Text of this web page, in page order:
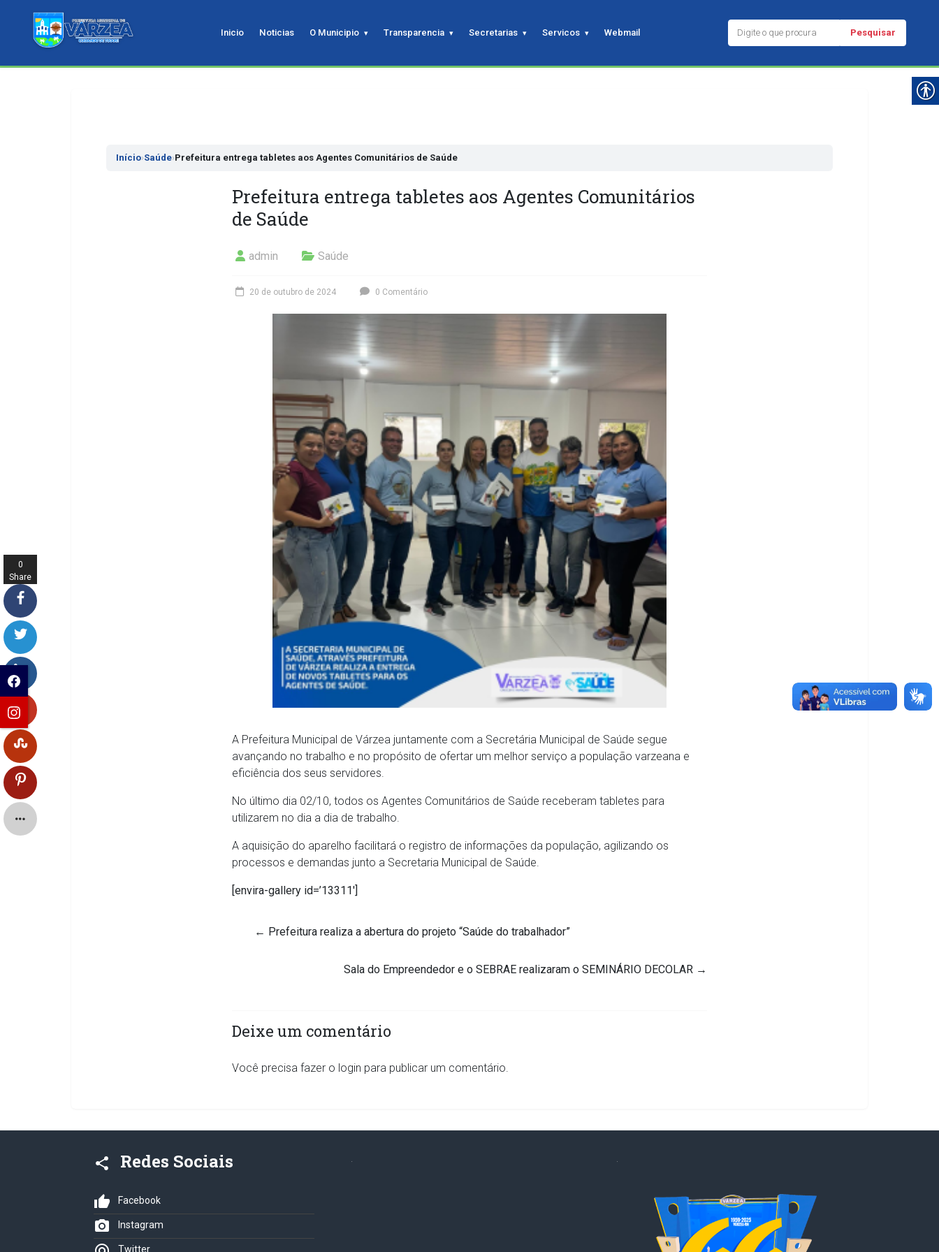
Inicio Noticias O Municipio Transparencia Secretarias Servicos Webmail Pesquisar
Início›Saúde›Prefeitura entrega tabletes aos Agentes Comunitários de Saúde
Prefeitura entrega tabletes aos Agentes Comunitários
de Saúde
admin Saúde
20 de outubro de 2024 0 Comentário
A Prefeitura Municipal de Várzea juntamente com a Secretária Municipal de Saúde segue
avançando no trabalho e no propósito de ofertar um melhor serviço a população varzeana e
eficiência dos seus servidores.
No último dia 02/10, todos os Agentes Comunitários de Saúde receberam tabletes para
utilizarem no dia a dia de trabalho.
A aquisição do aparelho facilitará o registro de informações da população, agilizando os
processos e demandas junto a Secretaria Municipal de Saúde.
[envira-gallery id=’13311′]
← Prefeitura realiza a abertura do projeto “Saúde do trabalhador”
Sala do Empreendedor e o SEBRAE realizaram o SEMINÁRIO DECOLAR →
Deixe um comentário
Você precisa fazer o login para publicar um comentário.
share Redes Sociais
thumb_up Facebook
photo_camera Instagram
Twitter
0
Share
s